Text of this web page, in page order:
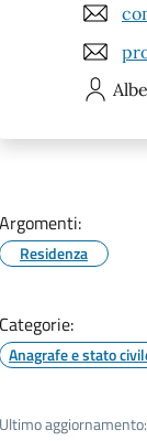
Argomenti:
Residenza
Categorie:
Anagrafe e stato
Ultimo aggiornamento: